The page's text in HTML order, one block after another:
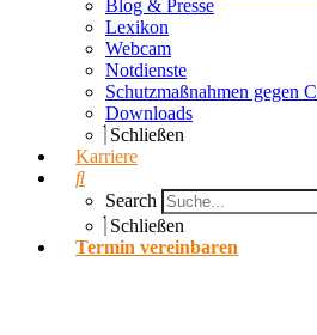
Blog & Presse
Lexikon
Webcam
Notdienste
Schutzmaßnahmen gegen
Downloads
Schließen
Karriere
Search
Schließen
Termin vereinbaren